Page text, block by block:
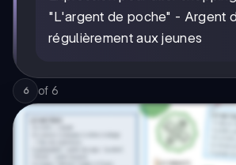
"L'argent de poche" - Argent
régulièrement aux jeunes
6 of 6